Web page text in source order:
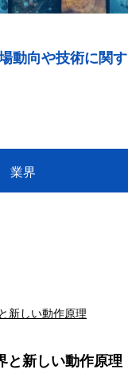
向や技術に関
業界
と新しい動作原理